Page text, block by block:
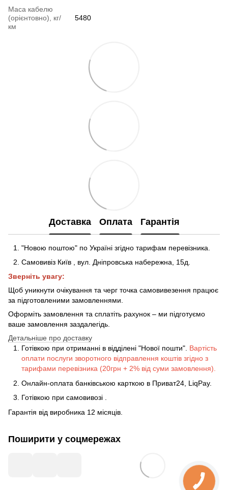
Маса кабелю
(орієнтовно), кг/
км
5480
Доставка Оплата Гарантія
"Новою поштою" по Україні згідно тарифам перевізника.
Самовивіз Київ
вул. Дніпровська набережна , 15д
Зверніть увагу:
Щоб уникнути очікування та черг точка самовивезення працює
за підготовленими замовленнями.
Оформіть замовлення та сплатіть рахунок – ми підготуємо
ваше замовлення заздалегідь.
Детальніше про доставку
Готівкою при отриманні в відділені "Нової пошти". Вартість
оплати послуги зворотного відправлення коштів згідно з
тарифами перевізника (20грн + 2% від суми замовлення).
Онлайн-оплата банківською карткою в Приват24, LiqPay.
Готівкою при самовивозі
Гарантія від виробника 12 місяців.
Поширити у соцмережах